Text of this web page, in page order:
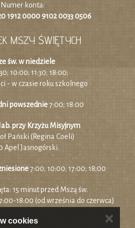
Numer konta:
1912 0000 9102 0033 0506
MSZY ŚWIĘTYCH
św. w niedziele
10:00; 11:30; 18:00;
- w czasie roku szkolnego
powszednie7:00; 18:00
przy Krzyżu Misyjnym
Pański (Regina Coeli)
Apel Jasnogórski.
7:00; 10:00; 17:00; 18;00
15 minut przed Mszą św.
18:00 (od września do czerwca)
cookies ✕